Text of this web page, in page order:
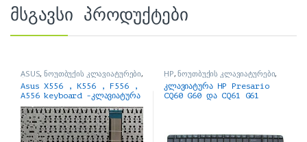
მსგავსი პროდუქტები
ASUS,ნოუთბუქის კლავიატურები,
ნოუთბუქის ნაწილები და
აქსესუარები
Asus X556 , K556 , F556 ,
A556 keyboard -კლავიატურა
HP,ნოუთბუქის კლავიატურები,
ნოუთბუქის ნაწილები და
აქსესუარები
კლავიატურა HP Presario
CQ60 G60 და CQ61 G61